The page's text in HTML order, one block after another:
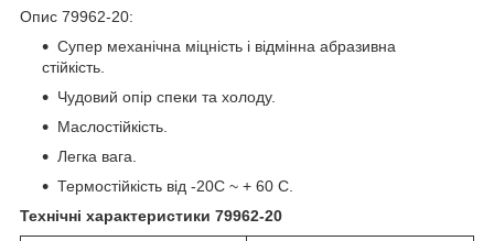
Опис 79962-20:
Супер механічна міцність і відмінна абразивна
стійкість.
Чудовий опір спеки та холоду.
Маслостійкість.
Легка вага.
Термостійкість від -20C ~ + 60 C.
Технічні характеристики 79962-20